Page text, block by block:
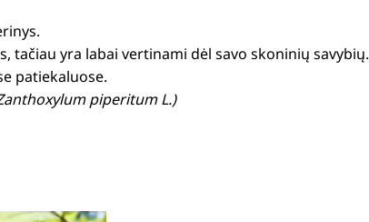
tačiau yra labai vertinami dėl savo skoninių savybių.
patiekaluose.
piperitum L.)